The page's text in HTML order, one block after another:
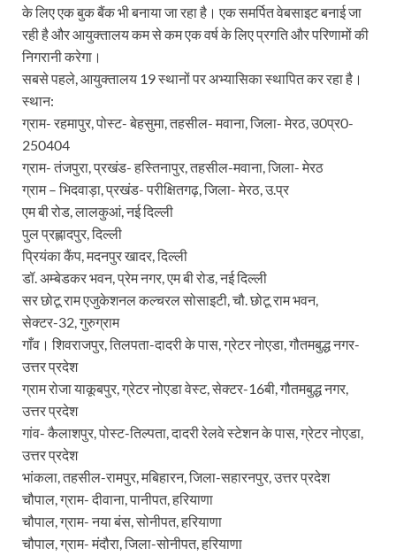
के लिए एक बुक बैंक भी बनाया जा रहा है। एक समर्पित वेबसाइट बनाई जा
रही है और आयुक्तालय कम से कम एक वर्ष के लिए प्रगति और परिणामों की
निगरानी करेगा।
सबसे पहले, आयुक्तालय 19 स्थानों पर अभ्यासिका स्थापित कर रहा है।
स्थान:
ग्राम- रहमापुर, पोस्ट- बेहसुमा, तहसील- मवाना, जिला- मेरठ, उ0प्र0-
250404
ग्राम- तंजपुरा, प्रखंड- हस्तिनापुर, तहसील-मवाना, जिला- मेरठ
ग्राम – भिदवाड़ा, प्रखंड- परीक्षितगढ़, जिला- मेरठ, उ.प्र
एम बी रोड, लालकुआं, नई दिल्ली
पुल प्रह्लादपुर, दिल्ली
प्रियंका कैंप, मदनपुर खादर, दिल्ली
डॉ. अम्बेडकर भवन, प्रेम नगर, एम बी रोड, नई दिल्ली
सर छोटू राम एजुकेशनल कल्चरल सोसाइटी, चौ. छोटू राम भवन,
सेक्टर-32, गुरुग्राम
गाँव। शिवराजपुर, तिलपता-दादरी के पास, ग्रेटर नोएडा, गौतमबुद्ध नगर-
उत्तर प्रदेश
ग्राम रोजा याकूबपुर, ग्रेटर नोएडा वेस्ट, सेक्टर-16बी, गौतमबुद्ध नगर,
उत्तर प्रदेश
गांव- कैलाशपुर, पोस्ट-तिल्पता, दादरी रेलवे स्टेशन के पास, ग्रेटर नोएडा,
उत्तर प्रदेश
भांकला, तहसील-रामपुर, मबिहारन, जिला-सहारनपुर, उत्तर प्रदेश
चौपाल, ग्राम- दीवाना, पानीपत, हरियाणा
चौपाल, ग्राम- नया बंस, सोनीपत, हरियाणा
चौपाल, ग्राम- मंदौरा, जिला-सोनीपत, हरियाणा